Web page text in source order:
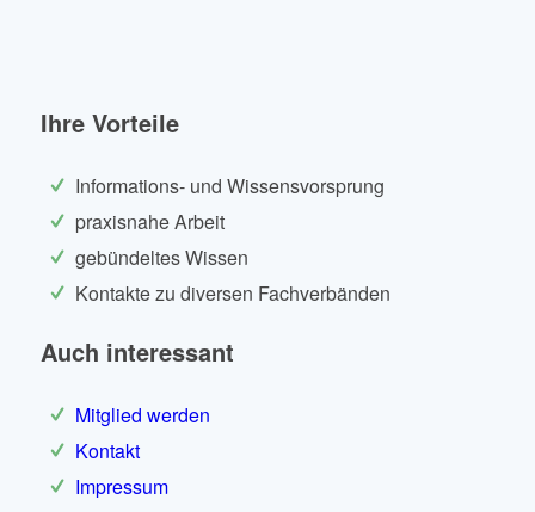
Ihre Vorteile
Informations- und Wissensvorsprung
praxisnahe Arbeit
gebündeltes Wissen
Kontakte zu diversen Fachverbänden
Auch interessant
Mitglied werden
Kontakt
Impressum